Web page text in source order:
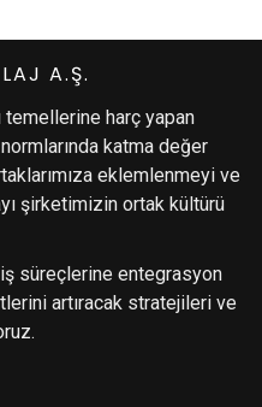
A.Ş.
temellerine harç yapan
katma değer
eklemlenmeyi ve
şirketimizin ortak kültürü
süreçlerine entegrasyon
artıracak stratejileri ve